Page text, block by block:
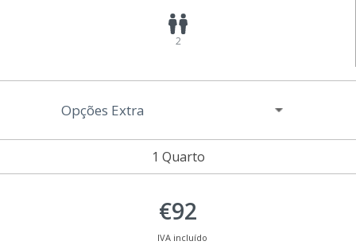
2
1 Quarto
Opções Extra
€92
IVA incluído